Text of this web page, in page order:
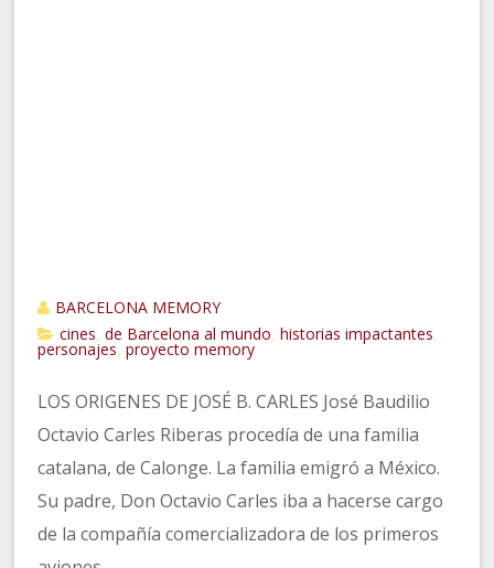
BARCELONA MEMORY
cines
,de Barcelona al mundo historias impactantes
personajes ,proyecto memory
LOS ORIGENES DE JOSÉ B. CARLES José Baudilio
Octavio Carles Riberas procedía de una familia
catalana, de Calonge. La familia emigró a México.
Su padre, Don Octavio Carles iba a hacerse cargo
de la compañía comercializadora de los primeros